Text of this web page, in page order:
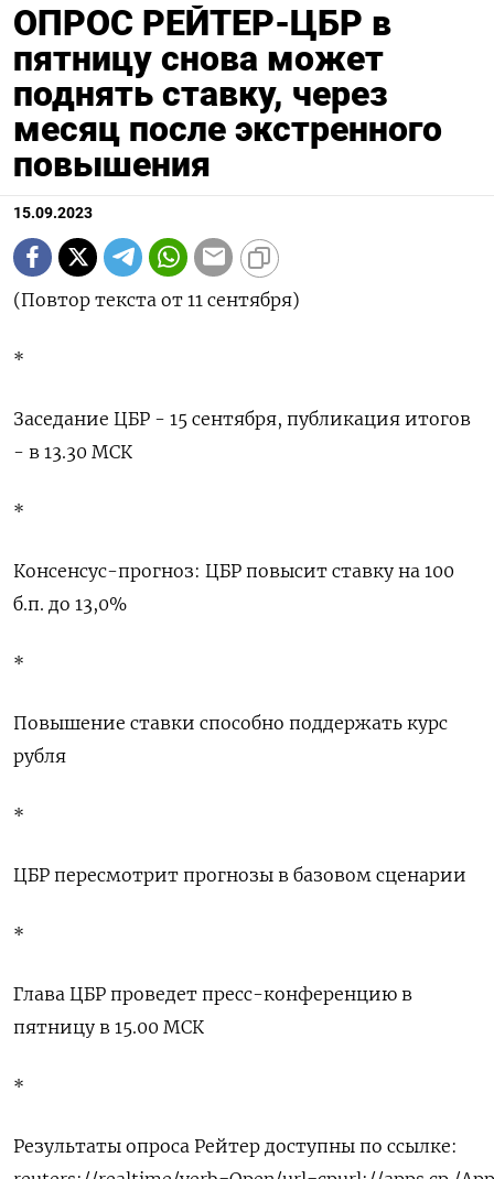
ОПРОС РЕЙТЕР-ЦБР в
пятницу снова может
поднять ставку, через
месяц после экстренного
повышения
15.09.2023
(Повтор текста от 11 сентября)
*
Заседание ЦБР - 15 сентября, публикация итогов
- в 13.30 МСК
*
Консенсус-прогноз: ЦБР повысит ставку на 100
б.п. до 13,0%
*
Повышение ставки способно поддержать курс
рубля
*
ЦБР пересмотрит прогнозы в базовом сценарии
*
Глава ЦБР проведет пресс-конференцию в
пятницу в 15.00 МСК
*
Результаты опроса Рейтер доступны по ссылке: